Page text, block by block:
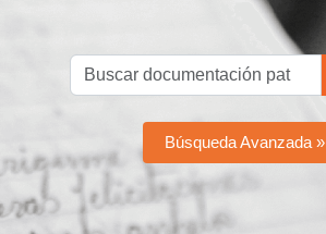
Búsqueda Avanzada »